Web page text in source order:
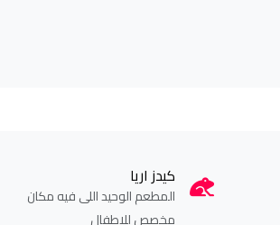
كيدز اريا
المطعم الوحيد اللى فيه مكان
مخصص للاطفال